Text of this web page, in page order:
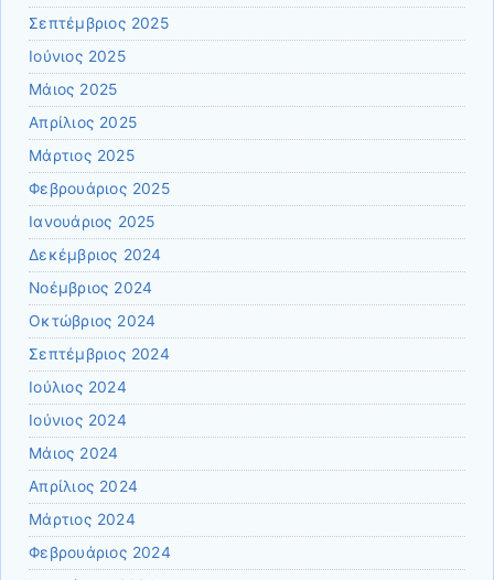
Σεπτέμβριος 2025
Ιούνιος 2025
Μάιος 2025
Απρίλιος 2025
Μάρτιος 2025
Φεβρουάριος 2025
Ιανουάριος 2025
Δεκέμβριος 2024
Νοέμβριος 2024
Οκτώβριος 2024
Σεπτέμβριος 2024
Ιούλιος 2024
Ιούνιος 2024
Μάιος 2024
Απρίλιος 2024
Μάρτιος 2024
Φεβρουάριος 2024